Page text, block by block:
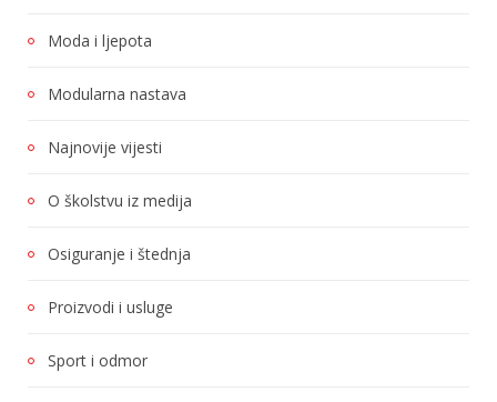
Moda i ljepota
Modularna nastava
Najnovije vijesti
O školstvu iz medija
Osiguranje i štednja
Proizvodi i usluge
Sport i odmor